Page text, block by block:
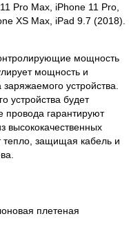
Pro Max, iPhone 11 Pro,
XS Max, iPad 9.7 (2018).
мощность
мощность и
устройства.
устройства будет
гарантируют
высококачественных
тепло, защищая кабель и
плетеная